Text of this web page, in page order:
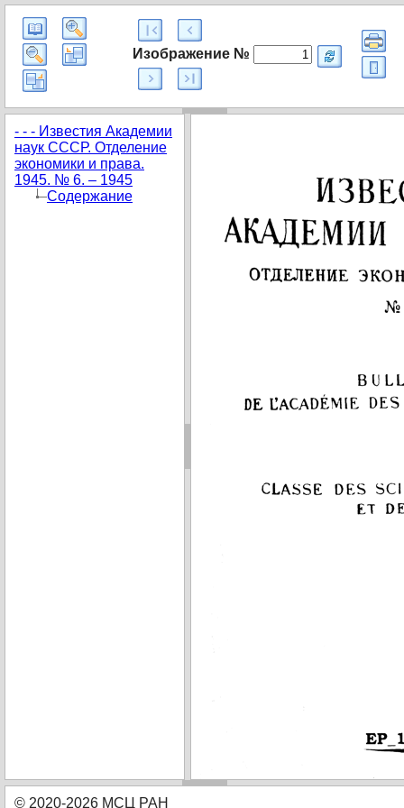
Изображение №
© 2020-2026 МСЦ РАН
- - - Известия Академии
наук СССР. Отделение
экономики и права.
1945. № 6. – 1945
Содержание